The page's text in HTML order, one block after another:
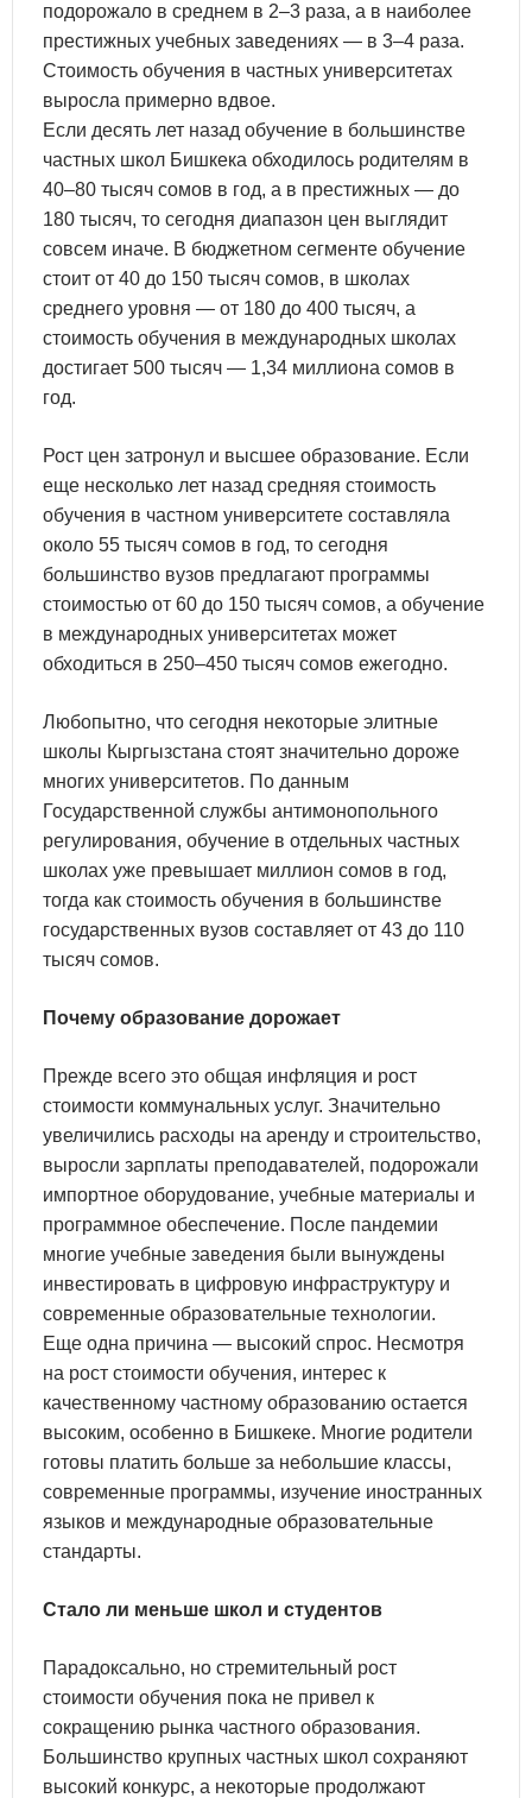
подорожало в среднем в 2–3 раза, а в наиболее
престижных учебных заведениях — в 3–4 раза.
Стоимость обучения в частных университетах
выросла примерно вдвое.
Если десять лет назад обучение в большинстве
частных школ Бишкека обходилось родителям в
40–80 тысяч сомов в год, а в престижных — до
180 тысяч, то сегодня диапазон цен выглядит
совсем иначе. В бюджетном сегменте обучение
стоит от 40 до 150 тысяч сомов, в школах
среднего уровня — от 180 до 400 тысяч, а
стоимость обучения в международных школах
достигает 500 тысяч — 1,34 миллиона сомов в
год.
Рост цен затронул и высшее образование. Если
еще несколько лет назад средняя стоимость
обучения в частном университете составляла
около 55 тысяч сомов в год, то сегодня
большинство вузов предлагают программы
стоимостью от 60 до 150 тысяч сомов, а обучение
в международных университетах может
обходиться в 250–450 тысяч сомов ежегодно.
Любопытно, что сегодня некоторые элитные
школы Кыргызстана стоят значительно дороже
многих университетов. По данным
Государственной службы антимонопольного
регулирования, обучение в отдельных частных
школах уже превышает миллион сомов в год,
тогда как стоимость обучения в большинстве
государственных вузов составляет от 43 до 110
тысяч сомов.
Почему образование дорожает
Прежде всего это общая инфляция и рост
стоимости коммунальных услуг. Значительно
увеличились расходы на аренду и строительство,
выросли зарплаты преподавателей, подорожали
импортное оборудование, учебные материалы и
программное обеспечение. После пандемии
многие учебные заведения были вынуждены
инвестировать в цифровую инфраструктуру и
современные образовательные технологии.
Еще одна причина — высокий спрос. Несмотря
на рост стоимости обучения, интерес к
качественному частному образованию остается
высоким, особенно в Бишкеке. Многие родители
готовы платить больше за небольшие классы,
современные программы, изучение иностранных
языков и международные образовательные
стандарты.
Стало ли меньше школ и студентов
Парадоксально, но стремительный рост
стоимости обучения пока не привел к
сокращению рынка частного образования.
Большинство крупных частных школ сохраняют
высокий конкурс, а некоторые продолжают